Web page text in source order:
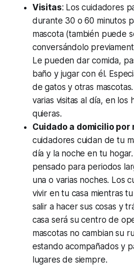
Visitas: Los cuidadores
durante 30 o 60 minutos
mascota (también puede
conversándolo
Le pueden dar comida,
baño y jugar con él.
de gatos y otras
varias visitas al día, en los
quieras.
Cuidado a domicilio por
cuidadores cuidan de tu
día y la noche en tu
pensado para periodos
una o varias noches. Los
vivir en tu casa mientras
salir a hacer sus cosas y
casa será su centro de
mascotas no cambian su
estando acompañados y
lugares de siempre.